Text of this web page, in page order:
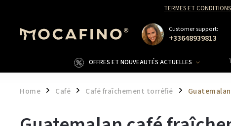
TERMES ET CONDITIONS
Customer support:
+33648939813
OFFRES ET NOUVEAUTÉS ACTUELLES
Home / Café / Café fraîchement torréfié / Guatemalan